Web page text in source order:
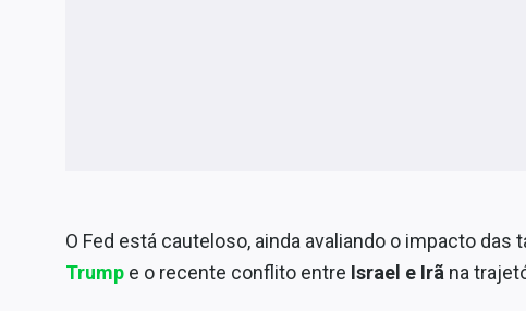
O Fed está cauteloso, ainda avaliando o impacto
Trump e o recente conflito entre Israel e Irã na